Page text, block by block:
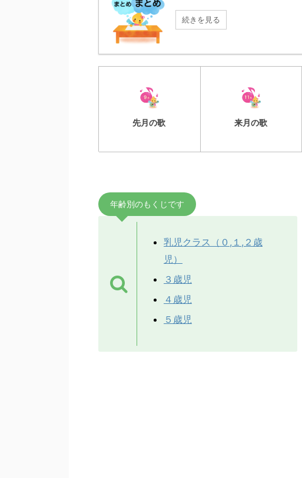
続きを見る
先月の歌 来月の歌
年齢別のもくじです
乳児クラス（０,１,２歳
児）
３歳児
４歳児
５歳児